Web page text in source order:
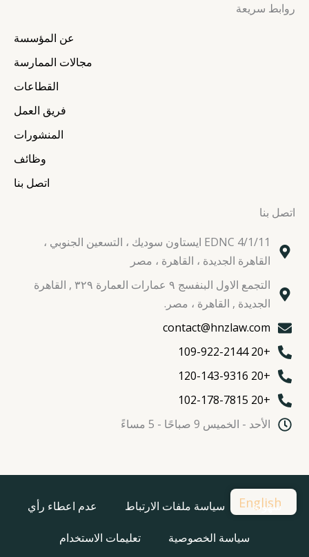
t
e
r
g
r
a
m
روابط سريعة
عن المؤسسة
مجالات الممارسة
القطاعات
فريق العمل
المنشورات
وظائف
اتصل بنا
اتصل بنا
EDNC 4/1/11 ايستاون سوديك ، التسعين الجنوبي ،
القاهرة الجديدة ، القاهرة ، مصر
التجمع الاول البنفسج ٩ عمارات العمارة ٣٢٩ , القاهرة
الجديدة , القاهرة ، مصر.
contact@hnzlaw.com
+20 109-922-2144
+20 120-143-9316
+20 102-178-7815
الأحد - الخميس 9 صباحًا - 5 مساءً
سهولة سياسة ملفات الارتباط عدم اعطاء رأي
سياسة الخصوصية تعليمات الاستخدام
English